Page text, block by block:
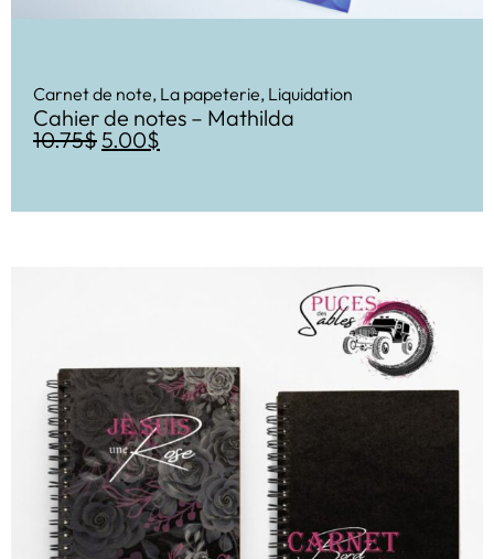
Carnet de note, La papeterie, Liquidation
Cahier de notes – Mathilda
10.75$ 5.00$